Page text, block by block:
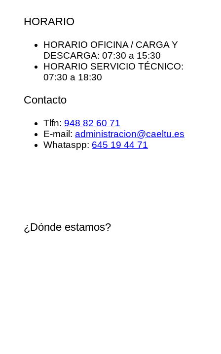
HORARIO
HORARIO OFICINA / CARGA Y
DESCARGA: 07:30 a 15:30
HORARIO SERVICIO TÉCNICO:
07:30 a 18:30
Contacto
Tlfn: 948 82 60 71
E-mail: administracion@caeltu.es
Whataspp: 645 19 44 71
¿Dónde estamos?